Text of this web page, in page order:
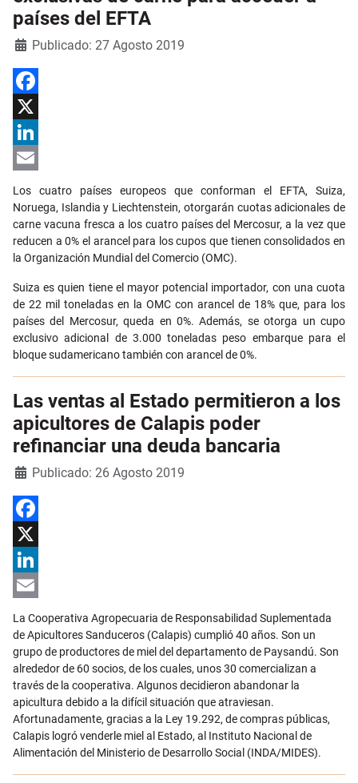
países del EFTA
DetallesPublicado: 27 Agosto 2019
Facebook
X
LinkedIn
Email
Los cuatro países europeos que conforman el EFTA, Suiza,
Noruega, Islandia y Liechtenstein, otorgarán cuotas adicionales de
carne vacuna fresca a los cuatro países del Mercosur, a la vez que
reducen a 0% el arancel para los cupos que tienen consolidados en
la Organización Mundial del Comercio (OMC).
Suiza es quien tiene el mayor potencial importador, con una cuota
de 22 mil toneladas en la OMC con arancel de 18% que, para los
países del Mercosur, queda en 0%. Además, se otorga un cupo
exclusivo adicional de 3.000 toneladas peso embarque para el
bloque sudamericano también con arancel de 0%.
Las ventas al Estado permitieron a los
apicultores de Calapis poder
refinanciar una deuda bancaria
DetallesPublicado: 26 Agosto 2019
Facebook
X
LinkedIn
Email
La Cooperativa Agropecuaria de Responsabilidad Suplementada
de Apicultores Sanduceros (Calapis) cumplió 40 años. Son un
grupo de productores de miel del departamento de Paysandú. Son
alrededor de 60 socios, de los cuales, unos 30 comercializan a
través de la cooperativa. Algunos decidieron abandonar la
apicultura debido a la difícil situación que atraviesan.
Afortunadamente, gracias a la Ley 19.292, de compras públicas,
Calapis logró venderle miel al Estado, al Instituto Nacional de
Alimentación del Ministerio de Desarrollo Social (INDA/MIDES).